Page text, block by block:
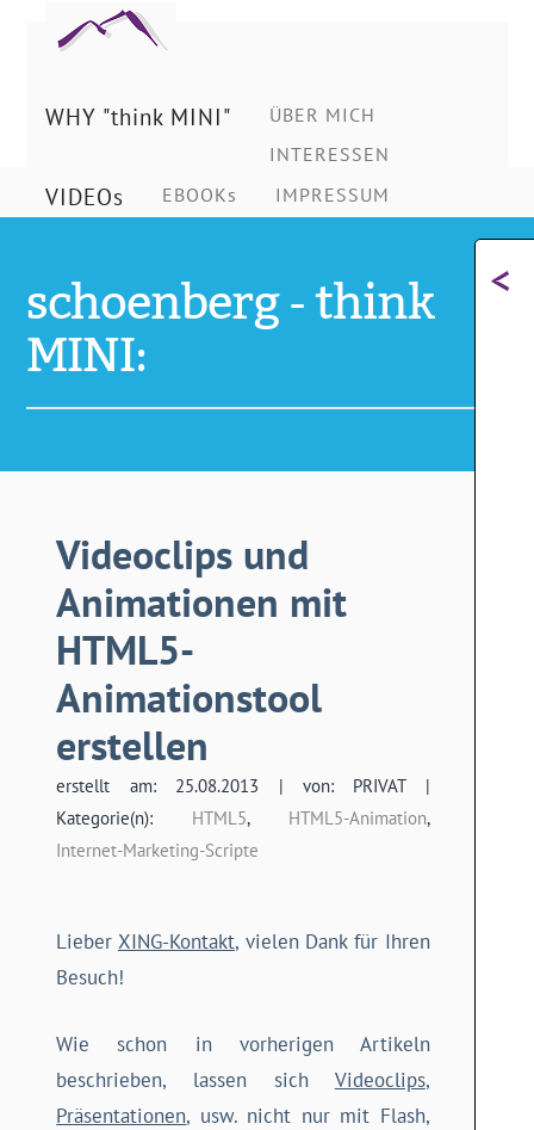
Ing.
Schönberg
Christian
WHY "think MINI"
ÜBER MICH
INTERESSEN
VIDEOs EBOOKs IMPRESSUM
schoenberg - think
MINI:
Videoclips und
Animationen mit
HTML5-
Animationstool
erstellen
erstellt am: 25.08.2013 | von: PRIVAT |
Kategorie(n): HTML5, HTML5-Animation,
Internet-Marketing-Scripte
Lieber XING-Kontakt, vielen Dank für Ihren
Besuch!
Wie schon in vorherigen Artikeln
beschrieben, lassen sich Videoclips,
Präsentationen, usw. nicht nur mit Flash,
<